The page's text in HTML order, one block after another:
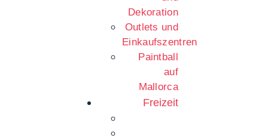
Dekoration
Outlets und
Einkaufszentren
Paintball
auf
Mallorca
Freizeit